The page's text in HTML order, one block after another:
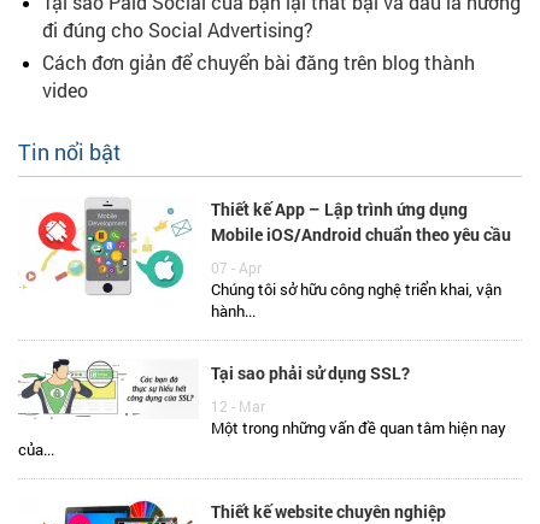
đi đúng cho Social Advertising?
Cách đơn giản để chuyển bài đăng trên blog thành
video
Tin nổi bật
Thiết kế App – Lập trình ứng dụng
Mobile iOS/Android chuẩn theo yêu cầu
07 - Apr
Chúng tôi sở hữu công nghệ triển khai, vận
hành...
Tại sao phải sử dụng SSL?
12 - Mar
Một trong những vấn đề quan tâm hiện nay
của...
Thiết kế website chuyên nghiệp